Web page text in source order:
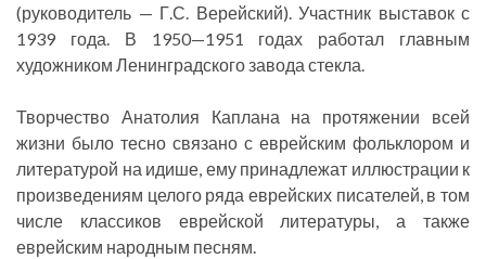
(руководитель — Г.С. Верейский). Участник выставок с
1939 года. В 1950—1951 годах работал главным
художником Ленинградского завода стекла.
Творчество Анатолия Каплана на протяжении всей
жизни было тесно связано с еврейским фольклором и
литературой на идише, ему принадлежат иллюстрации к
произведениям целого ряда еврейских писателей, в том
числе классиков еврейской литературы, а также
еврейским народным песням.